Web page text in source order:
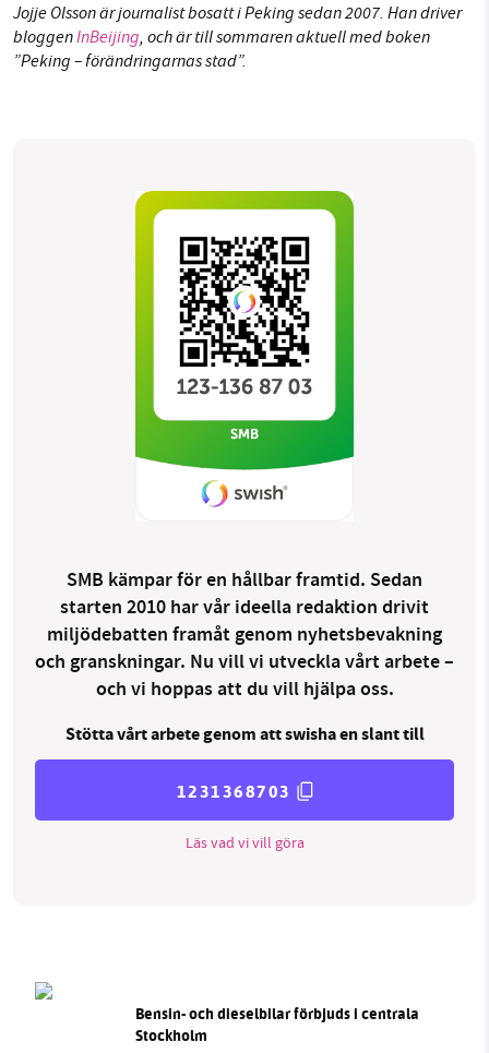
Jojje Olsson är journalist bosatt i Peking sedan 2007. Han driver
bloggenInBeijing, och är till sommaren aktuell med boken
”Peking – förändringarnas stad”.
SMB kämpar för en hållbar framtid. Sedan
starten 2010 har vår ideella redaktion drivit
miljödebatten framåt genom nyhetsbevakning
och granskningar. Nu vill vi utveckla vårt arbete –
och vi hoppas att du vill hjälpa oss.
Stötta vårt arbete genom att swisha en slant till
1231368703
Läs vad vi vill göra
Bensin- och dieselbilar förbjuds i centrala
Stockholm